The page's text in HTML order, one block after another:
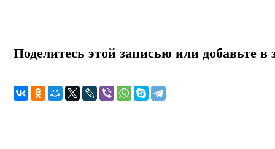
Поделитесь этой записью или добавьте в